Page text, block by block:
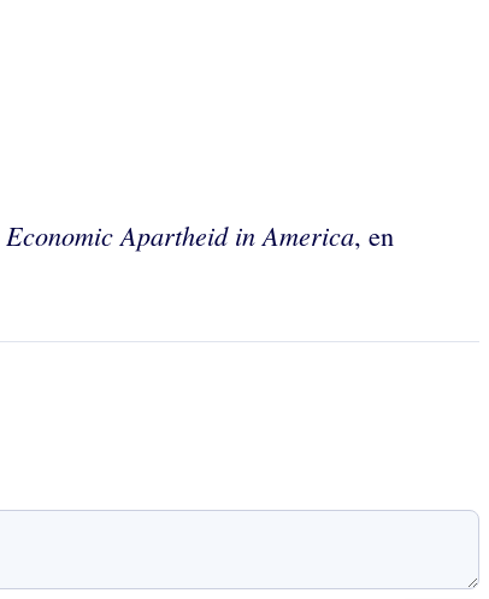
Economic Apartheid in America, en